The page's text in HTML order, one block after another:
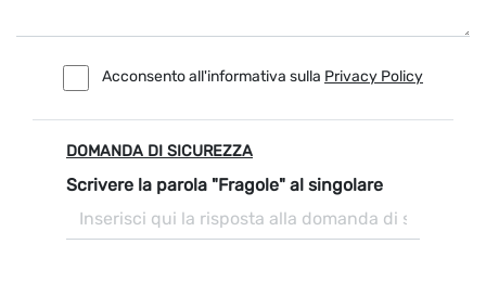
Acconsento all'informativa sulla Privacy Policy
DOMANDA DI SICUREZZA
Scrivere la parola "Fragole" al singolare